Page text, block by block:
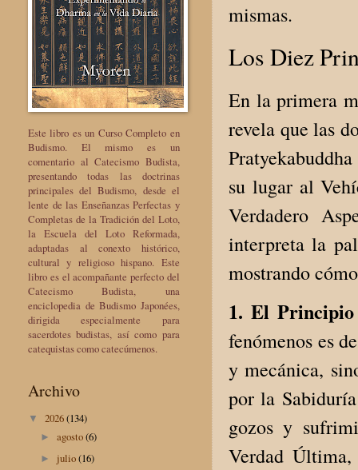
mismas.
Los Diez
En la primera
revela que las
su lugar al
Verdadero
interpreta la
mostrando
1. El
fenómenos es
y mecánica,
por la
gozos y
Verdad
Este libro es un Curso Completo en
Budismo. El mismo es un
comentario al Catecismo Budista,
presentando todas las doctrinas
principales del Budismo, desde el
lente de las Enseñanzas Perfectas y
Completas de la Tradición del Loto,
la Escuela del Loto Reformada,
adaptadas al conexto histórico,
cultural y religioso hispano. Este
libro es el acompañante perfecto del
Catecismo Budista, una
enciclopedia de Budismo Japonées,
dirigida especialmente para
sacerdotes budistas, así como para
catequistas como catecúmenos.
Archivo
▼ 2026(134)
►agosto(6)
► julio(16)